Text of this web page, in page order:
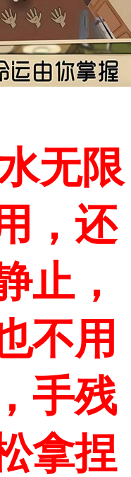
无限
，还
止，
不用
手残
拿捏